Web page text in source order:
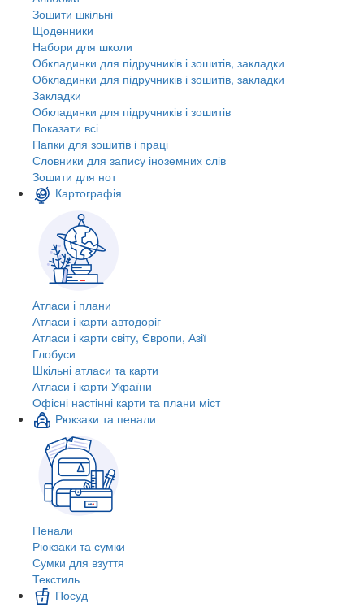
Зошити шкільні
Щоденники
Набори для школи
Обкладинки для підручників і зошитів, закладки
Обкладинки для підручників і зошитів, закладки
Закладки
Обкладинки для підручників і зошитів
Показати всі
Папки для зошитів і праці
Словники для запису іноземних слів
Зошити для нот
Картографія
Атласи і плани
Атласи і карти автодоріг
Атласи і карти світу, Європи, Азії
Глобуси
Шкільні атласи та карти
Атласи і карти України
Офісні настінні карти та плани міст
Рюкзаки та пенали
Пенали
Рюкзаки та сумки
Сумки для взуття
Текстиль
Посуд